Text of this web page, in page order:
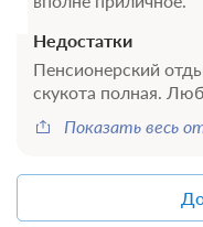
Недостатки
Пенсионерский
скукота полная.
Показать весь